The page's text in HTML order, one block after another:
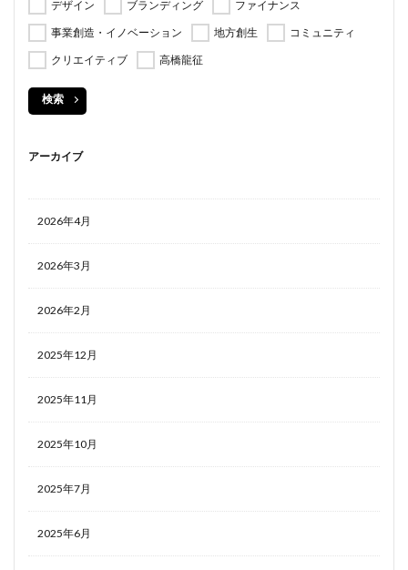
デザイン
ブランディング
ファイナンス
事業創造・イノベーション
地方創生
コミュニティ
クリエイティブ
高橋龍征
検索
アーカイブ
2026年4月
2026年3月
2026年2月
2025年12月
2025年11月
2025年10月
2025年7月
2025年6月